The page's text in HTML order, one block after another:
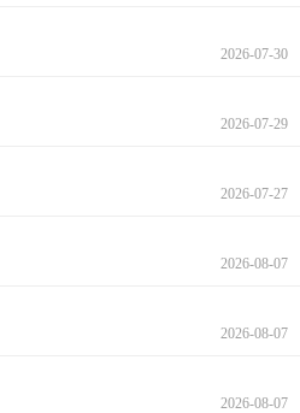
2026-07-30
2026-07-29
2026-07-27
2026-08-07
2026-08-07
2026-08-07